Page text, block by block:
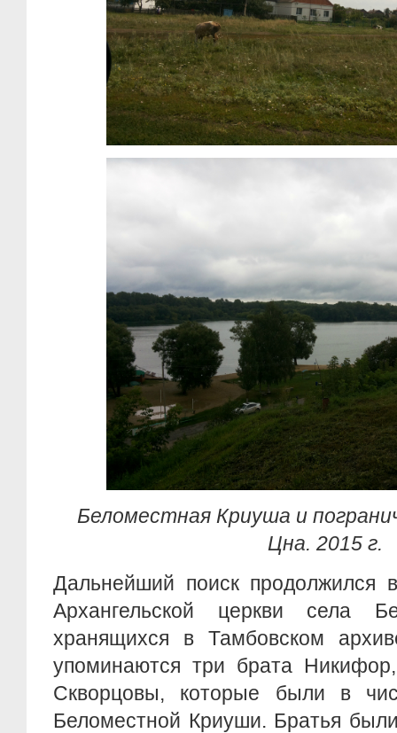
Беломестная Криуша и
Цна. 2015 г.
Дальнейший поиск продолжился
Архангельской церкви села
хранящихся в Тамбовском
упоминаются три брата
Скворцовы, которые были в
Беломестной Криуши. Братья